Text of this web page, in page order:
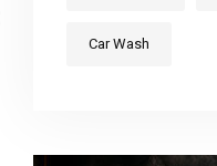
Car Wash